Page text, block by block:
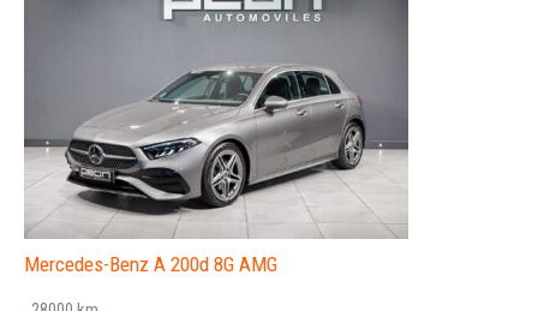
Mercedes-Benz A 200d 8G AMG